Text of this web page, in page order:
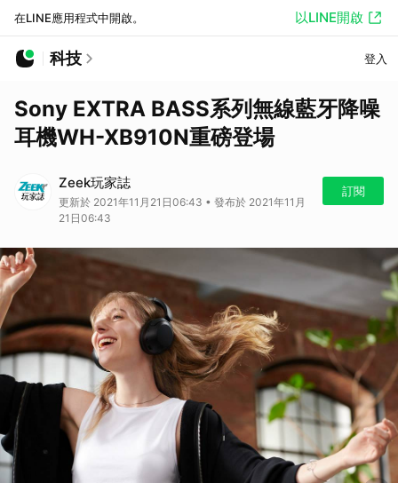
在LINE應用程式中開啟。 以LINE開啟
科技 登入
Sony EXTRA BASS系列無線藍牙降噪
耳機WH-XB910N重磅登場
Zeek玩家誌
更新於 2021年11月21日06:43 • 發布於 2021年11月
21日06:43
訂閱